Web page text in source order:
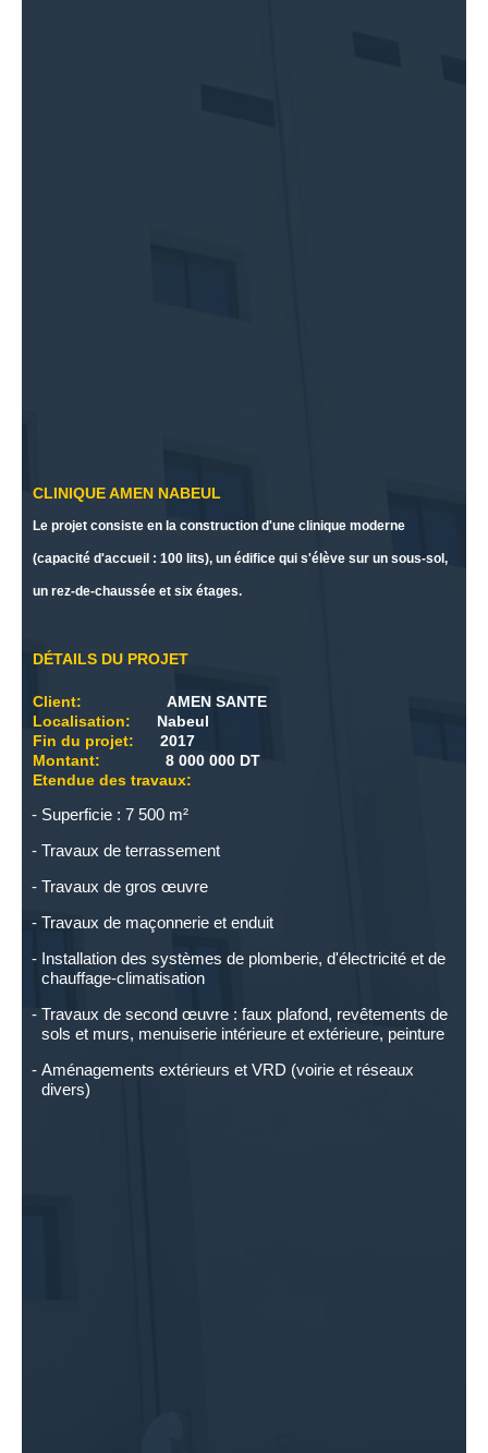
CLINIQUE AMEN NABEUL
Le projet consiste en la construction d'une clinique moderne
(capacité d'accueil : 100 lits), un édifice qui s'élève sur un sous-sol,
un rez-de-chaussée et six étages.
DÉTAILS DU PROJET
Client:
AMEN SANTE
Localisation:
Nabeul
Fin du projet:
2017
Montant:
8 000 000 DT
Etendue des travaux:
Superficie : 7 500 m²
Travaux de terrassement
Travaux de gros œuvre
Travaux de maçonnerie et enduit
Installation des systèmes de plomberie, d'électricité et de
chauffage-climatisation
Travaux de second œuvre : faux plafond, revêtements de
sols et murs, menuiserie intérieure et extérieure, peinture
Aménagements extérieurs et VRD (voirie et réseaux
divers)